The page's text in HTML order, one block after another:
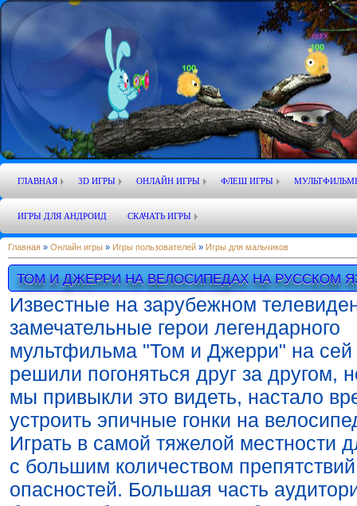
ГЛАВНАЯ 3D ИГРЫ ОНЛАЙН ИГРЫ ФЛЕШ ИГРЫ
ИГРЫ ДЛЯ АНДРОИД СКАЧАТЬ ИГРЫ
Главная » Онлайн игры » Игры пользователей » Игры для мальчиков
ТОМ И ДЖЕРРИ НА ВЕЛОСИПЕДАХ НА РУССКОМ
Известные на зарубежном
замечательные герои легендарного
мультфильма "Том и Джерри" на сей
решили погоняться друг за другом,
мы привыкли это видеть, настало
устроить эпичные гонки на
Играть в самой тяжелой местности
с большим количеством
опасностей. Большая часть